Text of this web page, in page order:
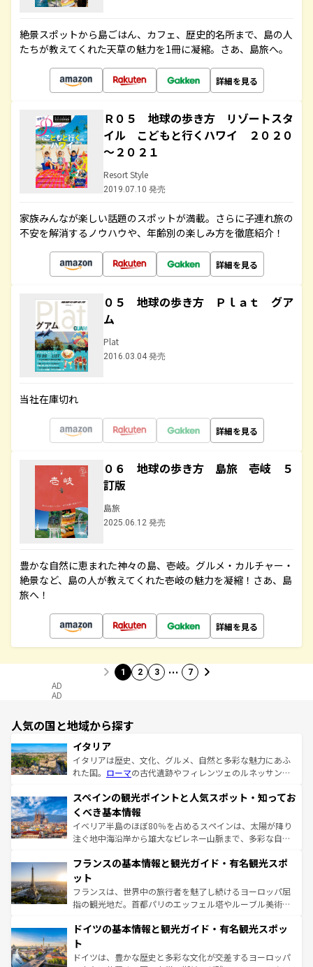
絶景スポットから島ごはん、カフェ、歴史的名所まで、島の人
たちが教えてくれた天草の魅力を1冊に凝縮。さあ、島旅へ。
詳細を見る
Ｒ０５ 地球の歩き方 リゾートスタ
イル こどもと行くハワイ ２０２０
～２０２１
Resort Style
2019.07.10 発売
家族みんなが楽しい話題のスポットが満載。さらに子連れ旅の
不安を解消するノウハウや、年齢別の楽しみ方を徹底紹介！
詳細を見る
０５ 地球の歩き方 Ｐｌａｔ グア
ム
Plat
2016.03.04 発売
当社在庫切れ
詳細を見る
０６ 地球の歩き方 島旅 壱岐 ５
訂版
島旅
2025.06.12 発売
豊かな自然に恵まれた神々の島、壱岐。グルメ・カルチャー・
絶景など、島の人が教えてくれた壱岐の魅力を凝縮！さあ、島
旅へ！
詳細を見る
1 2 3 … 7
AD
AD
人気の国と地域から探す
イタリア
イタリアは歴史、文化、グルメ、自然と多彩な魅力にあふ
れた国。 ローマの古代遺跡やフィレンツェのルネッサンス
ろん、トスカーナの美しい田園風景やアマルフィ海岸の絶
景など、自然景観も見逃せない。観光の合間には、本場の
ピザやパスタなど、絶品のイタリア料理を堪能することも
できる。朝目覚めてから夜眠るまで、すべての瞬間を楽し
なお、新着のイタリア情報はコンテンツ一覧を参照してほ
しい。
スペインの観光ポイントと人気スポット・知ってお
くべき基本情報
イベリア半島のほぼ80％を占めるスペインは、太陽が降り
注ぐ地中海沿岸から雄大なピレネー山脈まで、多彩な自然
文化が根付くこの国では、情熱的なフラメンコ、熱気あふ
れる闘牛、そして美味しいタパスが生活の一部となってい
る。首都マドリードの洗練された雰囲気や、バルセロナの
アートに溢れた街角から、地方では古代ローマ遺跡や中世
せる。地方によって風土や気候が異なるスペインはその個
ンテンツ一覧 を参照してほしい。
フランスの基本情報と観光ガイド・有名観光スポ
ット
フランスは、世界中の旅行者を魅了し続けるヨーロッパ屈
指の観光地だ。首都パリのエッフェル塔やルーブル美術館
で、幅広い魅力が詰まっている。華麗な宮殿、歴史的な大
聖堂、美しいビーチ、そして豊かな自然が、訪れる者を心
から魅了する。また、フランスは美食の国としても知ら
ドイツの基本情報と観光ガイド・有名観光スポッ
ト
ドイツは、豊かな歴史と多彩な文化が交差するヨーロッパ